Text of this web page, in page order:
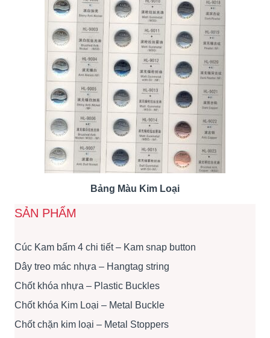
Bảng Màu Kim Loại
SẢN PHẨM
Cúc Kam bấm 4 chi tiết – Kam snap button
Dây treo mác nhựa – Hangtag string
Chốt khóa nhựa – Plastic Buckles
Chốt khóa Kim Loại – Metal Buckle
Chốt chặn kim loại – Metal Stoppers